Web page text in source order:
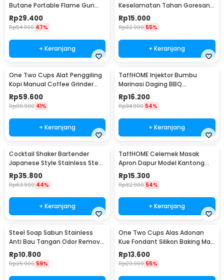
Butane Portable Flame Gun
Adjustable - 807
Rp29.400
Rp54.900 47%
+ Keranjang
Keselamatan Tahan Goresan
Pisau - EN388
Rp15.000
Rp32.900 55%
+ Keranjang
One Two Cups Alat Penggiling
Kopi Manual Coffee Grinder
Portable - WFCG9800
Rp59.600
Rp99.900 41%
+ Keranjang
TaffHOME Injektor Bumbu
Marinasi Daging BBQ
Seasoning Injector - HC117
Rp16.200
Rp34.900 54%
+ Keranjang
Cocktail Shaker Bartender
Japanese Style Stainless Steel
200ml
Rp35.800
Rp63.900 44%
+ Keranjang
TaffHOME Celemek Masak
Apron Dapur Model Kantong
Pola Spatula - JJ41
Rp15.300
Rp32.900 54%
+ Keranjang
Steel Soap Sabun Stainless
Anti Bau Tangan Odor Remove
- HW071
Rp10.800
Rp25.900 59%
One Two Cups Alas Adonan
Kue Fondant Silikon Baking Mat
Anti Slip - JJ3873
Rp13.600
Rp29.900 55%